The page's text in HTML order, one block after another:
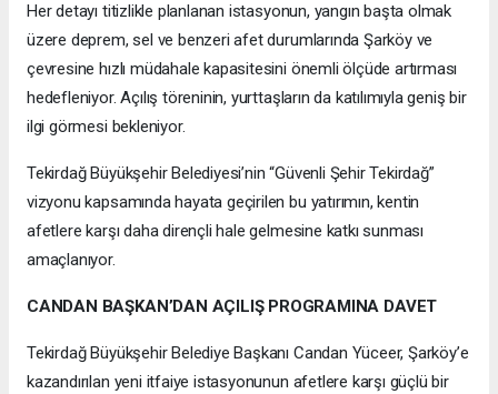
Her detayı titizlikle planlanan istasyonun, yangın başta olmak
üzere deprem, sel ve benzeri afet durumlarında Şarköy ve
çevresine hızlı müdahale kapasitesini önemli ölçüde artırması
hedefleniyor. Açılış töreninin, yurttaşların da katılımıyla geniş bir
ilgi görmesi bekleniyor.
Tekirdağ Büyükşehir Belediyesi’nin “Güvenli Şehir Tekirdağ”
vizyonu kapsamında hayata geçirilen bu yatırımın, kentin
afetlere karşı daha dirençli hale gelmesine katkı sunması
amaçlanıyor.
CANDAN BAŞKAN’DAN AÇILIŞ PROGRAMINA DAVET
Tekirdağ Büyükşehir Belediye Başkanı Candan Yüceer, Şarköy’e
kazandırılan yeni itfaiye istasyonunun afetlere karşı güçlü bir